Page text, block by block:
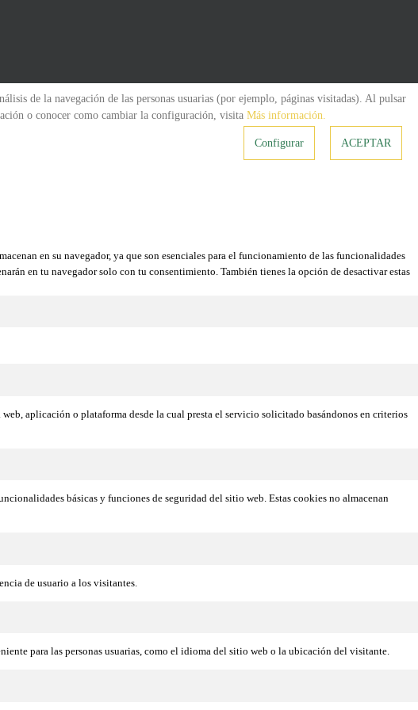
de la navegación de las personas usuarias (por ejemplo, páginas visitadas). Al pulsar
o conocer como cambiar la configuración, visita Más información.
Configurar ACEPTAR
en su navegador, ya que son esenciales para el funcionamiento de las funcionalidades
en tu navegador solo con tu consentimiento. También tienes la opción de desactivar estas
aplicación o plataforma desde la cual presta el servicio solicitado basándonos en criterios
básicas y funciones de seguridad del sitio web. Estas cookies no almacenan
de usuario a los visitantes.
para las personas usuarias, como el idioma del sitio web o la ubicación del visitante.